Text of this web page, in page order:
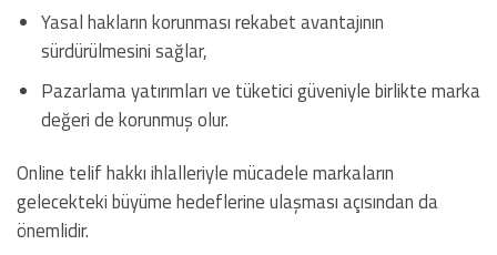
Yasal hakların korunması rekabet avantajının
sürdürülmesini sağlar,
Pazarlama yatırımları ve tüketici güveniyle birlikte marka
değeri de korunmuş olur.
Online telif hakkı ihlalleriyle mücadele markaların
gelecekteki büyüme hedeflerine ulaşması açısından da
önemlidir.